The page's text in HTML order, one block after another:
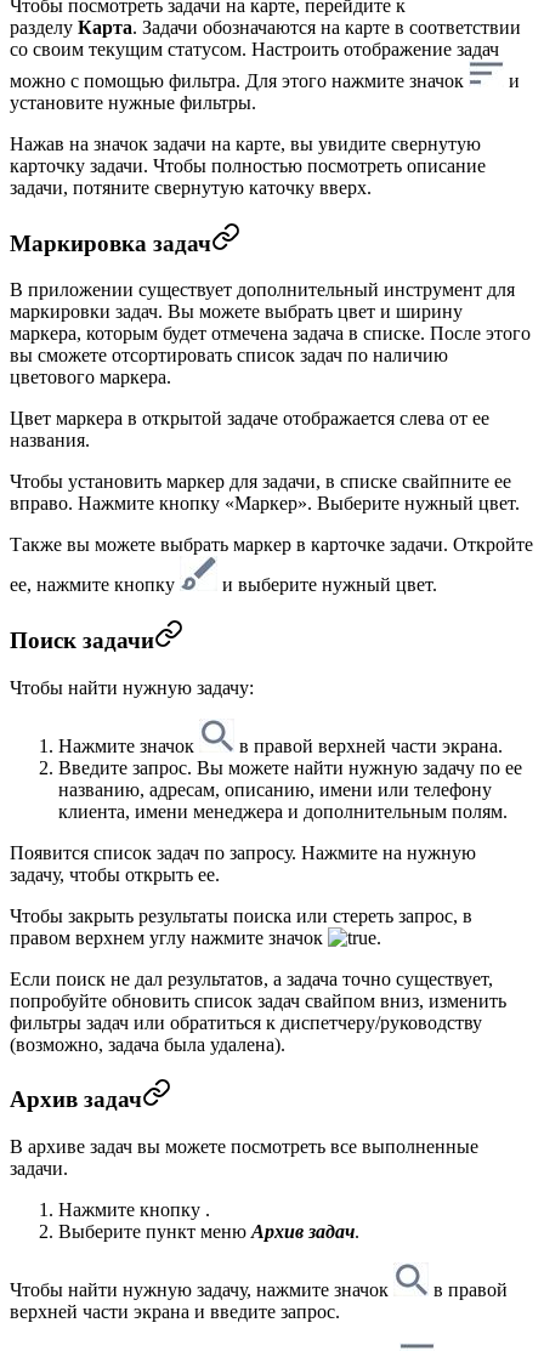
Чтобы посмотреть задачи на карте, перейдите к
разделу Карта. Задачи обозначаются на карте в соответствии
со своим текущим статусом. Настроить отображение задач
можно с помощью фильтра. Для этого нажмите значок
и
установите нужные фильтры.
Нажав на значок задачи на карте, вы увидите свернутую
карточку задачи. Чтобы полностью посмотреть описание
задачи, потяните свернутую каточку вверх.
Маркировка задач
В приложении существует дополнительный инструмент для
маркировки задач. Вы можете выбрать цвет и ширину
маркера, которым будет отмечена задача в списке. После этого
вы сможете отсортировать список задач по наличию
цветового маркера.
Цвет маркера в открытой задаче отображается слева от ее
названия.
Чтобы установить маркер для задачи, в списке свайпните ее
вправо. Нажмите кнопку «Маркер». Выберите нужный цвет.
Также вы можете выбрать маркер в карточке задачи. Откройте
ее, нажмите кнопку
и выберите нужный цвет.
Поиск задачи
Чтобы найти нужную задачу:
Нажмите значок
в правой верхней части экрана.
Введите запрос. Вы можете найти нужную задачу по ее
названию, адресам, описанию, имени или телефону
клиента, имени менеджера и дополнительным полям.
Появится список задач по запросу. Нажмите на нужную
задачу, чтобы открыть ее.
Чтобы закрыть результаты поиска или стереть запрос, в
правом верхнем углу нажмите значок
.
Если поиск не дал результатов, а задача точно существует,
попробуйте обновить список задач свайпом вниз, изменить
фильтры задач или обратиться к диспетчеру/руководству
(возможно, задача была удалена).
Архив задач
В архиве задач вы можете посмотреть все выполненные
задачи.
Нажмите кнопку .
Выберите пункт меню Архив задач.
Чтобы найти нужную задачу, нажмите значок
в правой
верхней части экрана и введите запрос.